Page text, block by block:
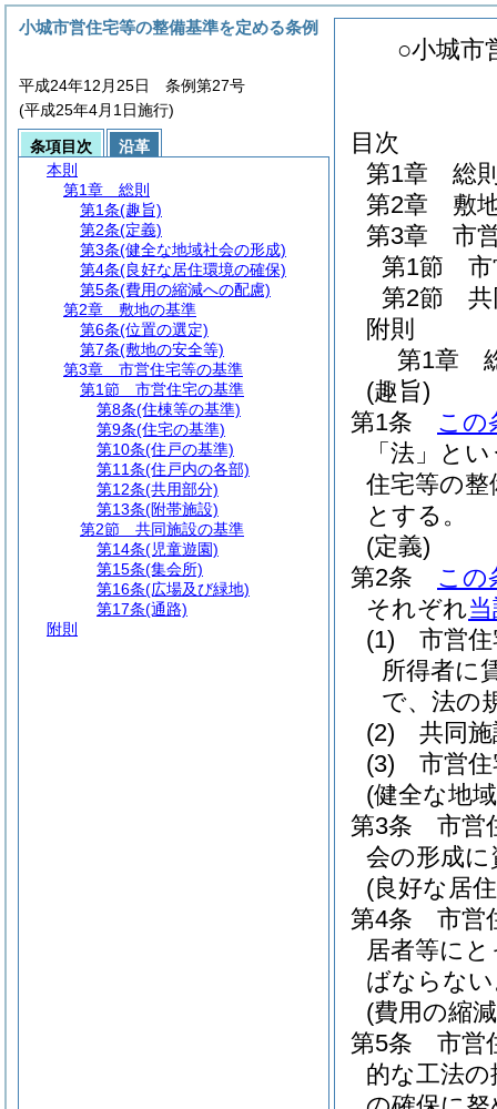
○小城市
目次
第1章
総
第2章
敷
第3章
市
第1節
第2節
附則
第1章
(趣旨)
第1条
この
「法」と
住宅等の
とする。
(定義)
第2条
この
それぞれ
(1)
市営
所得者に
で、法の
(2)
共同
(3)
市営
(健全な地
第3条
市営
会の形成
(良好な居
第4条
市営
居者等に
ばならな
(費用の縮
第5条
市営
的な工法
小城市営住宅等の整備基準を定める条例
平成24年12月25日 条例第27号
(平成25年4月1日施行)
条項目次
沿革
本則
第1章
総則
第1条(趣旨)
第2条(定義)
第3条(健全な地域社会の形成)
第4条(良好な居住環境の確保)
第5条(費用の縮減への配慮)
第2章
敷地の基準
第6条(位置の選定)
第7条(敷地の安全等)
第3章
市営住宅等の基準
第1節
市営住宅の基準
第8条(住棟等の基準)
第9条(住宅の基準)
第10条(住戸の基準)
第11条(住戸内の各部)
第12条(共用部分)
第13条(附帯施設)
第2節
共同施設の基準
第14条(児童遊園)
第15条(集会所)
第16条(広場及び緑地)
第17条(通路)
附則